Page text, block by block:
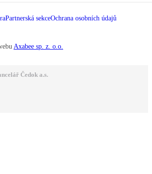
Partnerská sekceOchrana osobních údajů
Axabee sp. z. o.o.
Čedok a.s.